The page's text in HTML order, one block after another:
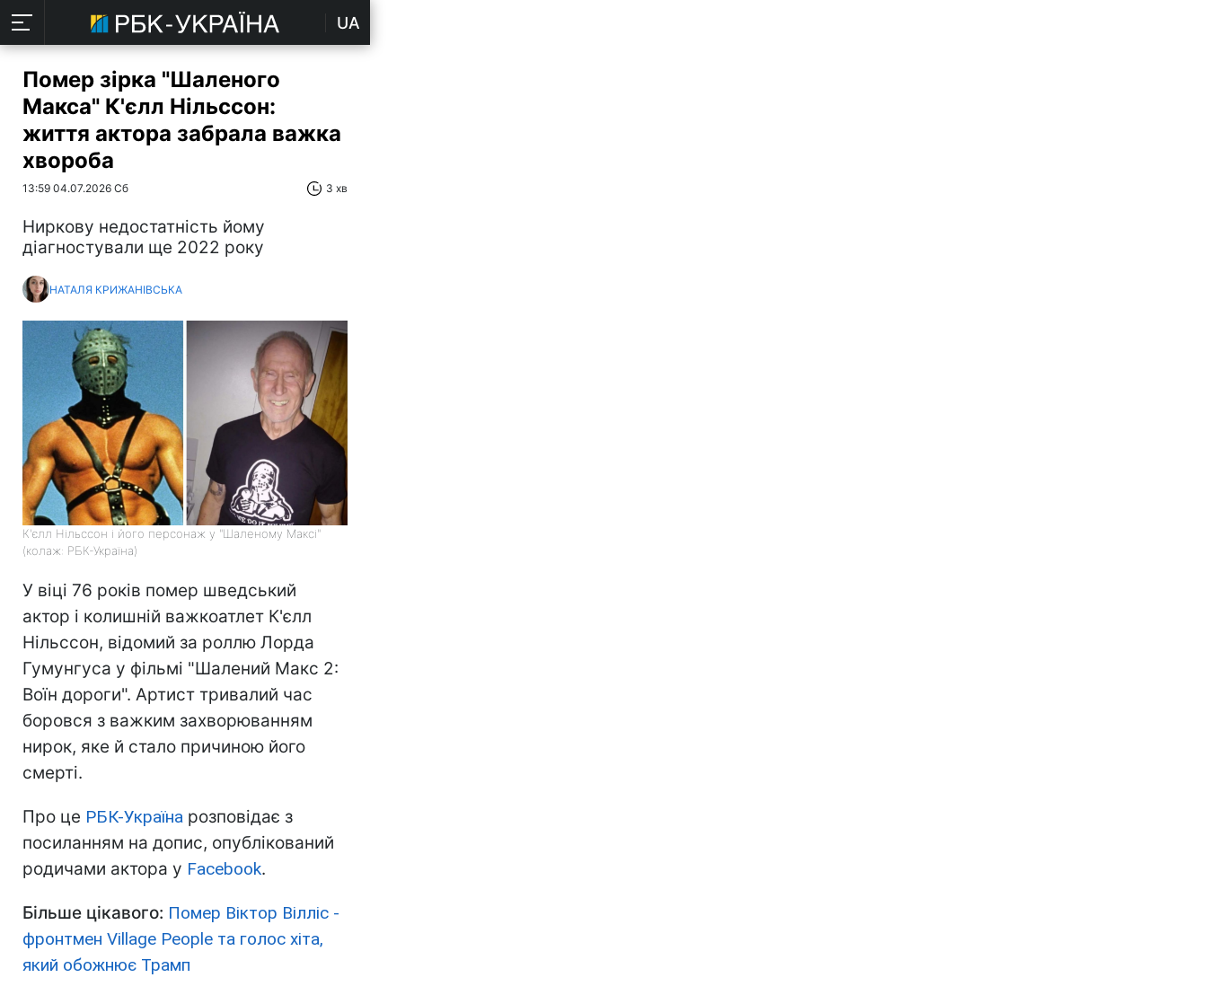
UA
Помер зірка "Шаленого
Макса" К'єлл Нільссон:
життя актора забрала важка
хвороба
13:59 04.07.2026 Сб 3 хв
Ниркову недостатність йому
діагностували ще 2022 року
НАТАЛЯ КРИЖАНІВСЬКА
К'єлл Нільссон і його персонаж у "Шаленому Максі"
(колаж: РБК-Україна)
У віці 76 років помер шведський
актор і колишній важкоатлет К'єлл
Нільссон, відомий за роллю Лорда
Гумунгуса у фільмі "Шалений Макс 2:
Воїн дороги". Артист тривалий час
боровся з важким захворюванням
нирок, яке й стало причиною його
смерті.
Про це РБК-Україна розповідає з
посиланням на допис, опублікований
родичами актора у Facebook.
Більше цікавого: Помер Віктор Вілліс -
фронтмен Village People та голос хіта,
який обожнює Трамп